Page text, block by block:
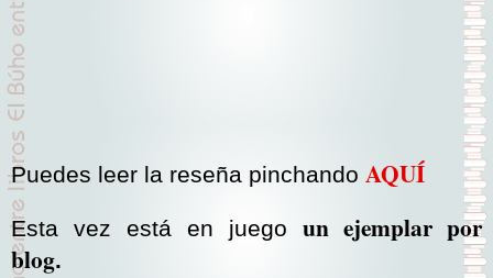
Puedes leer la reseña pinchando AQUÍ
Esta vez está en juego un ejemplar por
blog.